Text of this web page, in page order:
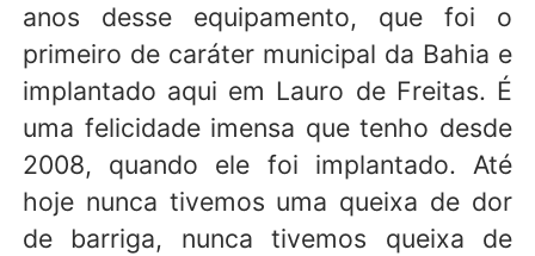
anos desse equipamento, que foi o
primeiro de caráter municipal da Bahia e
implantado aqui em Lauro de Freitas. É
uma felicidade imensa que tenho desde
2008, quando ele foi implantado. Até
hoje nunca tivemos uma queixa de dor
de barriga, nunca tivemos queixa de